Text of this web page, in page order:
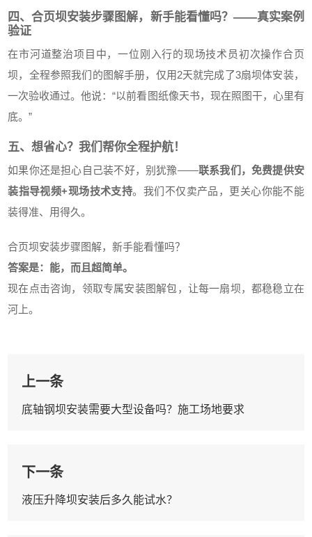
四、合页坝安装步骤图解，新手能看懂吗？——真实案例
验证
在市河道整治项目中，一位刚入行的现场技术员初次操作合页
坝，全程参照我们的图解手册，仅用2天就完成了3扇坝体安装，
一次验收通过。他说：“以前看图纸像天书，现在照图干，心里有
底。”
五、想省心？我们帮你全程护航！
如果你还是担心自己装不好，别犹豫——联系我们，免费提供安
装指导视频+现场技术支持。我们不仅卖产品，更关心你能不能
装得准、用得久。
合页坝安装步骤图解，新手能看懂吗？
答案是：能，而且超简单。
现在点击咨询，领取专属安装图解包，让每一扇坝，都稳稳立在
河上。
上一条
底轴钢坝安装需要大型设备吗？施工场地要求
下一条
液压升降坝安装后多久能试水？